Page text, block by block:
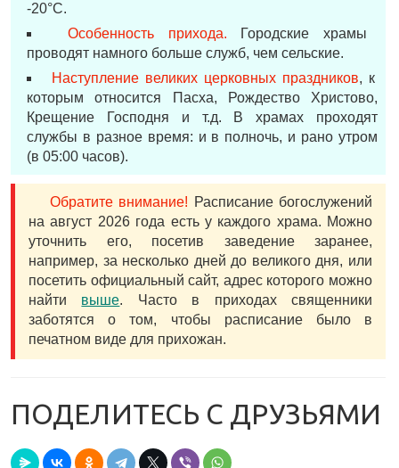
-20°С.
Особенность прихода. Городские храмы
проводят намного больше служб, чем сельские.
Наступление великих церковных праздников, к
которым относится Пасха, Рождество Христово,
Крещение Господня и т.д. В храмах проходят
службы в разное время: и в полночь, и рано утром
(в 05:00 часов).
Обратите внимание! Расписание богослужений
на август 2026 года есть у каждого храма. Можно
уточнить его, посетив заведение заранее,
например, за несколько дней до великого дня, или
посетить официальный сайт, адрес которого можно
найти выше. Часто в приходах священники
заботятся о том, чтобы расписание было в
печатном виде для прихожан.
ПОДЕЛИТЕСЬ С ДРУЗЬЯМИ